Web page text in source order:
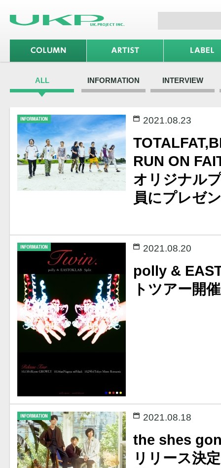
ALL INFORMATION INTERVIEW
2021.08.23
RUN ON
オリジナル
員にプレゼ
2021.08.20
polly &
トツアー開
2021.08.18
the shes
リリース決